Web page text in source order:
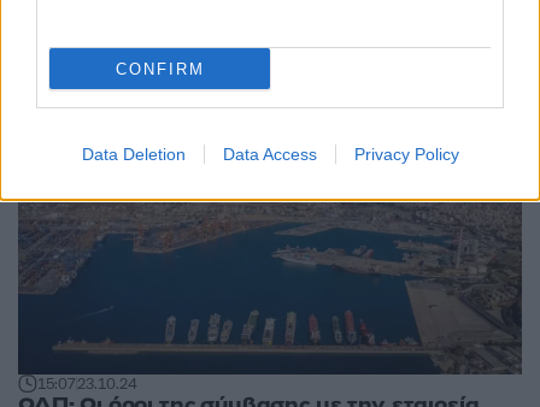
CONFIRM
Data Deletion Data Access Privacy Policy
πρόγραμμα FDI
15:0723.10.24